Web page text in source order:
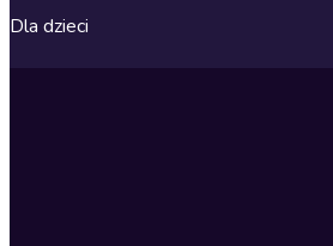
Dla dzieci